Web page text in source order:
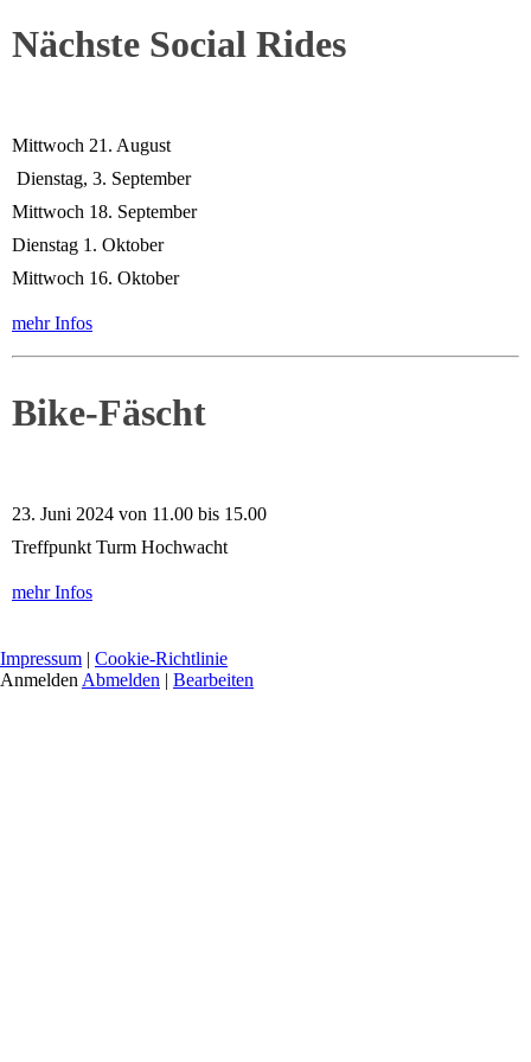
Nächste Social Rides
Mittwoch 21. August
Dienstag, 3. September
Mittwoch 18. September
Dienstag 1. Oktober
Mittwoch 16. Oktober
mehr Infos
Bike-Fäscht
23. Juni 2024 von 11.00 bis 15.00
Treffpunkt Turm Hochwacht
mehr Infos
Impressum | Cookie-Richtlinie
Anmelden Abmelden | Bearbeiten